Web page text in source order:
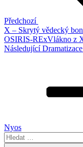
Předchozí
X – Skrytý vědecký
OSIRIS-RExVlákno z
Následující
Následující
Nyos
Hledat: